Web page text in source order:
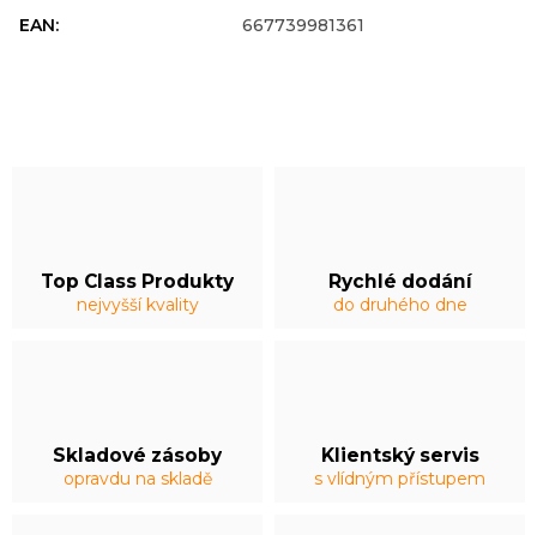
Top Class Produkty
nejvyšší kvality
Rychlé dodání
do druhého dne
Skladové zásoby
opravdu na skladě
Klientský servis
s vlídným přístupem
EAN: 667739981361